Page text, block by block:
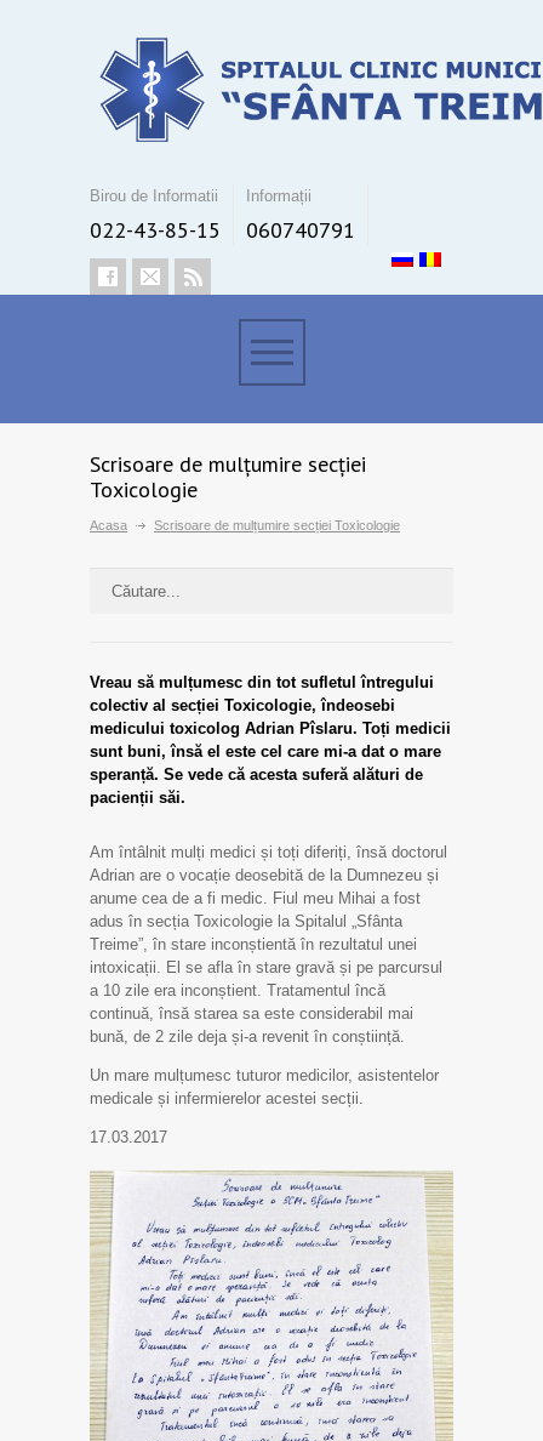
Birou de Informatii
022-43-85-15
Informații
060740791
Scrisoare de mulțumire secției
Toxicologie
Acasa Scrisoare de mulțumire secției Toxicologie
Vreau să mulțumesc din tot sufletul întregului
colectiv al secției Toxicologie, îndeosebi
medicului toxicolog Adrian Pîslaru. Toți medicii
sunt buni, însă el este cel care mi-a dat o mare
speranță. Se vede că acesta suferă alături de
pacienții săi.
Am întâlnit mulți medici și toți diferiți, însă doctorul
Adrian are o vocație deosebită de la Dumnezeu și
anume cea de a fi medic. Fiul meu Mihai a fost
adus în secția Toxicologie la Spitalul „Sfânta
Treime”, în stare inconștientă în rezultatul unei
intoxicații. El se afla în stare gravă și pe parcursul
a 10 zile era inconștient. Tratamentul încă
continuă, însă starea sa este considerabil mai
bună, de 2 zile deja și-a revenit în conștiință.
Un mare mulțumesc tuturor medicilor, asistentelor
medicale și infermierelor acestei secții.
17.03.2017